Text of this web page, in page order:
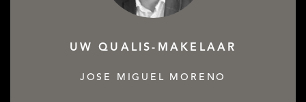
UW QUALIS-MAKELAAR
JOSE MIGUEL MORENO